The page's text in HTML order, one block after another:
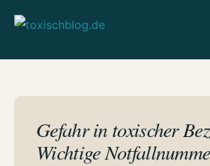
Inhalt
Gefahr in toxischer
Wichtige